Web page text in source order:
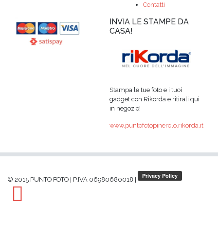
Contatti
INVIA LE STAMPE DA
CASA!
Stampa le tue foto e i tuoi
gadget con Rikorda e ritirali qui
in negozio!
www.puntofotopinerolo.rikorda.it
© 2015 PUNTO FOTO P.IVA 06980680018